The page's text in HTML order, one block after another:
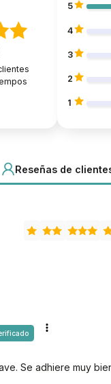
5
4
3
2
1
Reseñas de
Se adhiere muy